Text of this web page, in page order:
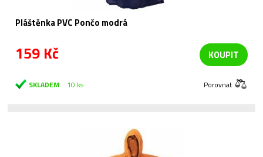
Pláštěnka PVC Pončo modrá
159 Kč KOUPIT
SKLADEM 10 ks Porovnat